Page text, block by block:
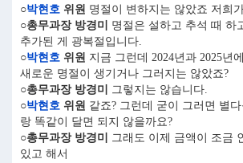
○박현호 위원 명절이 변하지는 않았죠 저희
○총무과장 방경미
명절은 설하고 추석 때 하
추가된 게 광복절입니다.
○박현호 위원 지금 그런데 2024년과 2025년
새로운 명절이 생기거나 그러지는 않았죠?
○총무과장 방경미
그렇지는 않습니다.
○박현호 위원 같죠? 그런데 굳이 그러면 별
랑 똑같이 달면 되지 않을까요?
○총무과장 방경미
그래도 이제 금액이 조금
있고 해서